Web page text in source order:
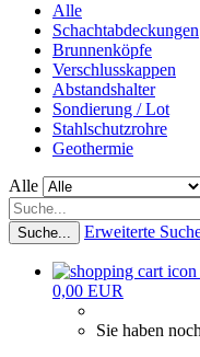
Alle
Schachtabdeckungen
Brunnenköpfe
Verschlusskappen
Abstandshalter
Sondierung / Lot
Stahlschutzrohre
Geothermie
Alle
Suche... Erweiterte
0,00 EUR
Sie haben